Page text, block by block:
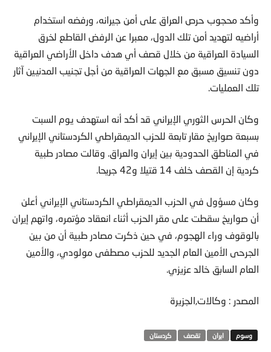
وأكد محجوب حرص العراق على أمن جيرانه، ورفضه استخدام
أراضيه لتهديد أمن تلك الدول، معبرا عن الرفض القاطع لخرق
السيادة العراقية من خلال قصف أي هدف داخل الأراضي العراقية
دون تنسيق مسبق مع الجهات العراقية من أجل تجنيب المدنيين آثار
تلك العمليات.
وكان الحرس الثوري الإيراني قد أكد أنه استهدف يوم السبت
بسبعة صواريخ مقار تابعة للحزب الديمقراطي الكردستاني الإيراني
في المناطق الحدودية بين إيران والعراق. وقالت مصادر طبية
كردية إن القصف خلف 14 قتيلا و42 جريحا.
وكان مسؤول في الحزب الديمقراطي الكردستاني الإيراني أعلن
أن صواريخ سقطت على مقر الحزب أثناء انعقاد مؤتمره، واتهم إيران
بالوقوف وراء الهجوم، في حين ذكرت مصادر طبية أن من بين
الجرحى الأمين العام الجديد للحزب مصطفى مولودي، والأمين
العام السابق خالد عزيزي.
المصدر : وكالات,الجزيرة
ايران تقصف كردستان